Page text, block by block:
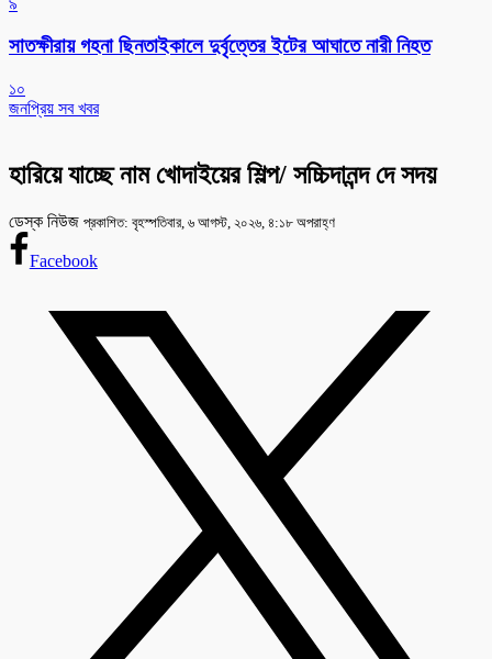
সাতক্ষীরায় গহনা ছিনতাইকালে দুর্বৃত্তের ইটের আঘাতে নারী নিহত
১০
জনপ্রিয় সব খবর
হারিয়ে যাচ্ছে নাম খোদাইয়ের শিল্প/ সচ্চিদানন্দ দে সদয়
ডেস্ক নিউজ প্রকাশিত: বৃহস্পতিবার, ৬ আগস্ট, ২০২৬, ৪:১৮ অপরাহ্ণ
Facebook